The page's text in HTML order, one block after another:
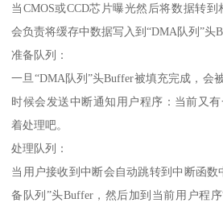
当CMOS或CCD芯片曝光然后将数据转
会负责将缓存中数据写入到“DMA队列”头
准备队列：
一旦“DMA队列”头Buffer被填充完成，会
时候会发送中断通知用户程序：当前又
着处理吧。
处理队列：
当用户接收到中断会自动跳转到中断函数
备队列”头Buffer，然后加到当前用户程